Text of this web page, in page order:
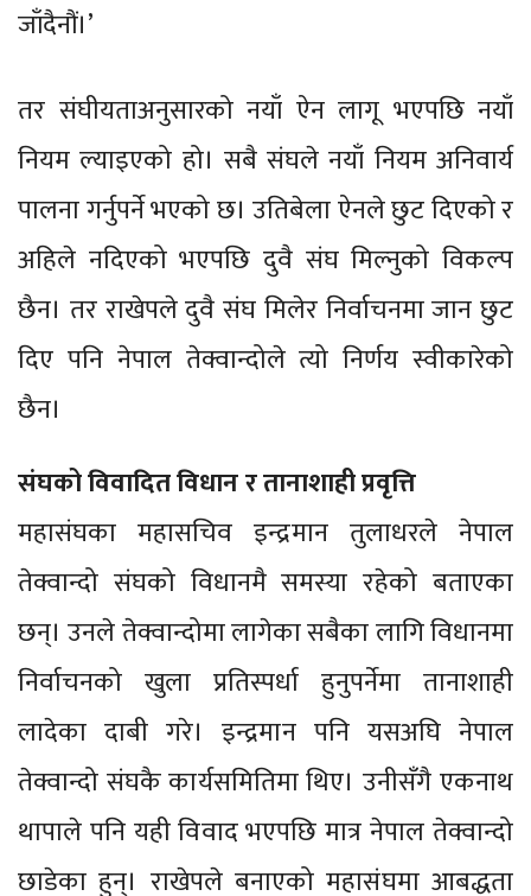
जाँदैनौं।’
तर संघीयताअनुसारको नयाँ ऐन लागू भएपछि नयाँ
नियम ल्याइएको हो। सबै संघले नयाँ नियम अनिवार्य
पालना गर्नुपर्ने भएको छ। उतिबेला ऐनले छुट दिएको र
अहिले नदिएको भएपछि दुवै संघ मिल्नुको विकल्प
छैन। तर राखेपले दुवै संघ मिलेर निर्वाचनमा जान छुट
दिए पनि नेपाल तेक्वान्दोले त्यो निर्णय स्वीकारेको
छैन।
संघको विवादित विधान र तानाशाही प्रवृत्ति
महासंघका महासचिव इन्द्रमान तुलाधरले नेपाल
तेक्वान्दो संघको विधानमै समस्या रहेको बताएका
छन्। उनले तेक्वान्दोमा लागेका सबैका लागि विधानमा
निर्वाचनको खुला प्रतिस्पर्धा हुनुपर्नेमा तानाशाही
लादेका दाबी गरे। इन्द्रमान पनि यसअघि नेपाल
तेक्वान्दो संघकै कार्यसमितिमा थिए। उनीसँगै एकनाथ
थापाले पनि यही विवाद भएपछि मात्र नेपाल तेक्वान्दो
छाडेका हुन्। राखेपले बनाएको महासंघमा आबद्धता